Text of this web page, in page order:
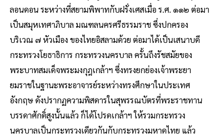
ลอนดอน ระหว่างที่สยามพิพาทกับฝรั่งเศสเมื่อ ร.ศ. ๑๑๒ ต่อมา
เป็นสมุหเทศาภิบาล มณฑลนครศรีธรรมราช ซึ่งปกครอง
บริเวณ ๗ หัวเมือง ของไทยอิสลามด้วย ต่อมาได้เป็นเสนาบดี
กระทรวงโยธาธิการ กระทรวงนครบาล ครั้นถึงรัชสมัยของ
พระบาทสมเด็จพระมงกุฎเกล้าฯ ซึ่งทรงยกย่องเจ้าพระยา
ยมราชในฐานะพระอาจารย์ระหว่างทรงศึกษาในประเทศ
อังกฤษ ดังปรากฏความพิสดารในสุพรรณบัตรที่พระราชทาน
บรรดาศักดิ์สูงนั้นแล้ว ก็ได้โปรดเกล้าฯ ให้รวมกระทรวง
นครบาลเป็นกระทรวงเดียวกันกับกระทรวงมหาดไทย แล้ว